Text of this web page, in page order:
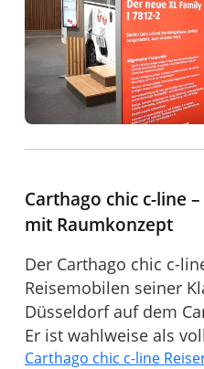
Carthago chic c-line
mit Raumkonzept
Der Carthago chic c-
Reisemobilen seiner
Düsseldorf auf dem
Er ist wahlweise als
Carthago chic c-line